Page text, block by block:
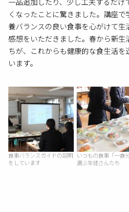
くなったことに驚きました。講座
養バランスの良い食事を心がけて生
感想をいただきました。春から新生
ちが、これからも健康的な食生活を
います。
食事バランスガイドの説明
をしています
いつもの食事「一食
選ぶ生徒さんたち